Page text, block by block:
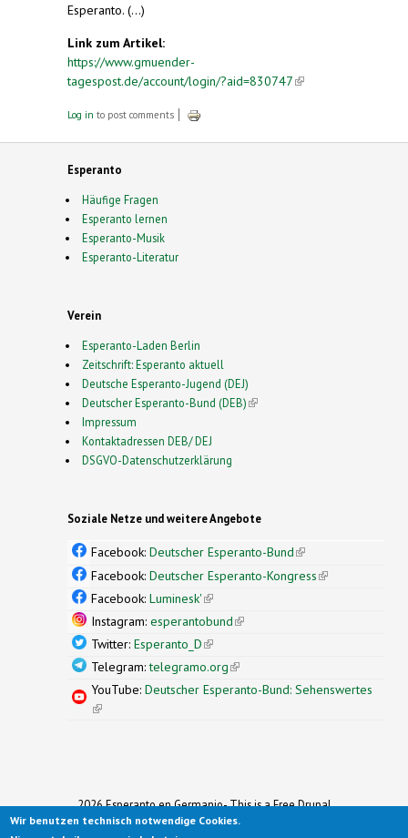
Esperanto. (...)
Link zum Artikel:
https://www.gmuender-
tagespost.de/account/login/?aid=830747(link is
Log in to post comments
Esperanto
Häufige Fragen
Esperanto lernen
Esperanto-Musik
Esperanto-Literatur
Verein
Esperanto-Laden Berlin
Zeitschrift: Esperanto aktuell
Deutsche Esperanto-Jugend (DEJ)
Deutscher Esperanto-Bund (DEB)(link is external)
Impressum
Kontaktadressen DEB/ DEJ
DSGVO-Datenschutzerklärung
Soziale Netze und weitere Angebote
Facebook: Deutscher Esperanto-Bund(link is
external)
Facebook: Deutscher Esperanto-Kongress(link is
Facebook: Luminesk'(link is external)
Instagram: esperantobund(link is external)
Twitter: Esperanto_D(link is external)
Telegram:telegramo.org(link is external)
YouTube: Deutscher Esperanto-Bund: Sehenswertes
(link is external)
2026 Esperanto en Germanio- This is a Free Drupal
Theme
Wir benutzen technisch notwendige Cookies.